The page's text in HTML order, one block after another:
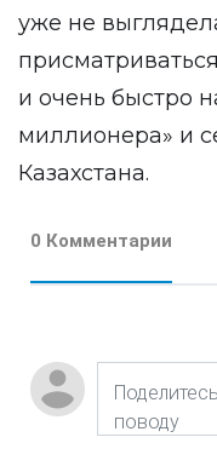
уже не
и очень быстро
миллионера» и
Казахстана.
0 Комментарии